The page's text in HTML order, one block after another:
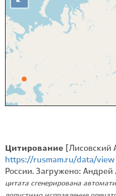
Цитирование
[Лисовский
https://rusmam.ru/data/
России. Загружено:
цитата сгенерирована